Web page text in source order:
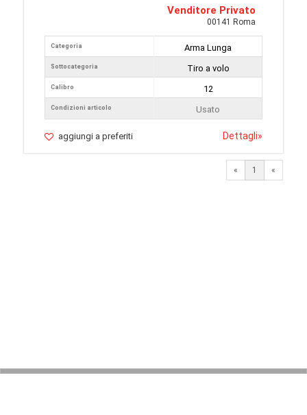
Venditore Privato
00141 Roma
Categoria
Sottocategoria
Calibro
Condizioni articolo
Arma Lunga
Tiro a volo
12
Usato
aggiungi a preferiti Dettagli»
« 1 «